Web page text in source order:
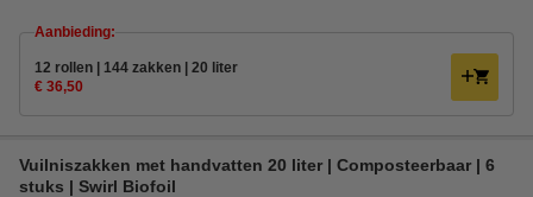
Aanbieding:
12 rollen | 144 zakken | 20 liter
€ 36,50
Vuilniszakken met handvatten 20 liter | Composteerbaar | 6
stuks | Swirl Biofoil